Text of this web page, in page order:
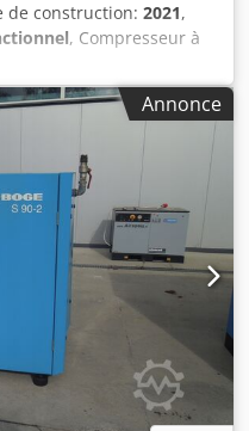
de construction: 2021,
, Compresseur à
de fréquence, révisé
min (2600 L/min);
: 10 bar; Codpfx Aljw
: 12 106 h année :
: 21 525 PLN Lien vers
Annonce